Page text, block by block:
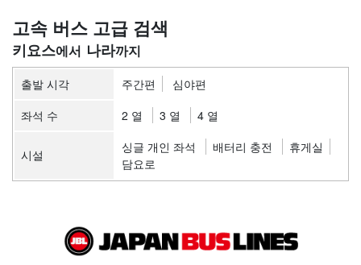
고속 버스 고급 검색
키요스 나라
출발 시각 주간편
심야편
좌석 수
2 열 3 열 4 열
시설 싱글 개인 좌석 배터리 충전
휴게실
담요로